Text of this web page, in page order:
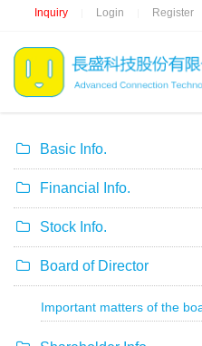
Inquiry Login Register
Basic Info.
Financial Info.
Stock Info.
Board of Director
Important matters of the